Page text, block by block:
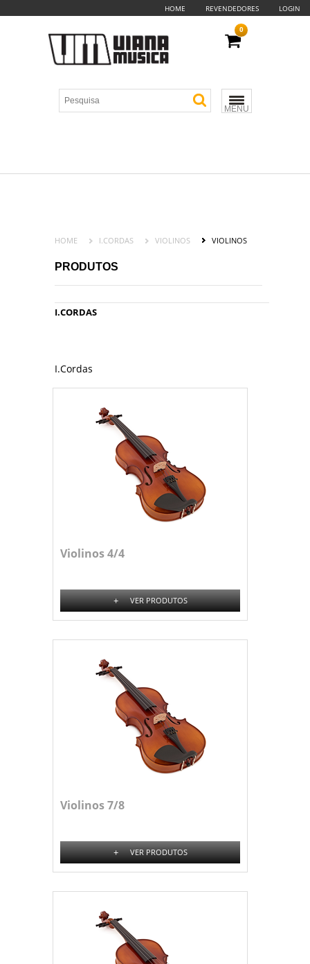
HOME REVENDEDORES LOGIN
MENU
0
HOME I.CORDAS VIOLINOS VIOLINOS
PRODUTOS
I.CORDAS
I.Cordas
Violinos 4/4
+ VER PRODUTOS
Violinos 7/8
+ VER PRODUTOS